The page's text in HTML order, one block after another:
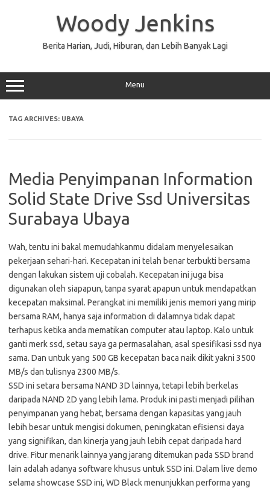
Woody Jenkins
Berita Harian, Judi, Hiburan, dan Lebih Banyak Lagi
Menu
TAG ARCHIVES: UBAYA
Media Penyimpanan Information
Solid State Drive Ssd Universitas
Surabaya Ubaya
Wah, tentu ini bakal memudahkanmu didalam menyelesaikan
pekerjaan sehari-hari. Kecepatan ini telah benar terbukti bersama
dengan lakukan sistem uji cobalah. Kecepatan ini juga bisa
digunakan oleh siapapun, tanpa syarat apapun untuk mendapatkan
kecepatan maksimal. Perangkat ini memiliki jenis memori yang mirip
bersama RAM, hanya saja information di dalamnya tidak dapat
terhapus ketika anda mematikan computer atau laptop. Kalo untuk
ganti merk ssd, setau saya ga permasalahan, asal spesifikasi ssd nya
sama. Dan untuk yang 500 GB kecepatan baca naik dikit yakni 3500
MB/s dan tulisnya 2300 MB/s.
SSD ini setara bersama NAND 3D lainnya, tetapi lebih berkelas
daripada NAND 2D yang lebih lama. Produk ini pasti menjadi pilihan
penyimpanan yang hebat, bersama dengan kapasitas yang jauh
lebih besar untuk mengisi dokumen, peningkatan efisiensi daya
yang signifikan, dan kinerja yang jauh lebih cepat daripada hard
drive. Fitur menarik lainnya yang jarang ditemukan pada SSD brand
lain adalah adanya software khusus untuk SSD ini. Dalam live demo
selama showcase SSD ini, WD Black menunjukkan performa yang